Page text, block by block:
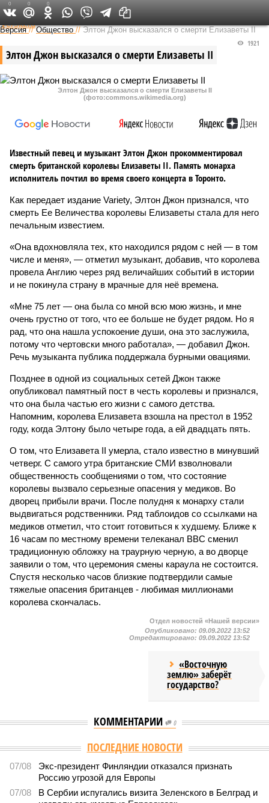
Федеральный выпуск
Версия //Общество //Элтон Джон высказался о смерти Елизаветы II
Элтон Джон высказался о смерти Елизаветы II
1921
Элтон Джон высказался о смерти Елизаветы II
(фото:commons.wikimedia.org)
Известный певец и музыкант Элтон Джон прокомментировал
смерть британской королевы Елизаветы II. Память монарха
исполнитель почтил во время своего концерта в Торонто.
Как передает издание Variety, Элтон Джон признался, что
смерть Ее Величества королевы Елизаветы стала для него
печальным известием.
«Она вдохновляла тех, кто находился рядом с ней — в том
числе и меня», — отметил музыкант, добавив, что королева
провела Англию через ряд величайших событий в истории
и не покинула страну в мрачные для неё времена.
«Мне 75 лет — она была со мной всю мою жизнь, и мне
очень грустно от того, что ее больше не будет рядом. Но я
рад, что она нашла успокоение души, она это заслужила,
потому что чертовски много работала», — добавил Джон.
Речь музыканта публика поддержала бурными овациями.
Позднее в одной из социальных сетей Джон также
опубликовал памятный пост в честь королевы и признался,
что она была частью его жизни с самого детства.
Напомним, королева Елизавета взошла на престол в 1952
году, когда Элтону было четыре года, а ей двадцать пять.
О том, что Елизавета II умерла, стало известно в минувший
четверг. С самого утра британские СМИ взволновали
общественность сообщениями о том, что состояние
королевы вызвало серьезные опасения у медиков. Во
дворец прибыли врачи. После полудня к монарху стали
выдвигаться родственники. Ряд таблоидов со ссылками на
медиков отметил, что стоит готовиться к худшему. Ближе к
16 часам по местному времени телеканал BBC сменил
традиционную обложку на траурную черную, а во дворце
заявили о том, что церемония смены караула не состоится.
Спустя несколько часов близкие подтвердили самые
тяжелые опасения британцев - любимая миллионами
королева скончалась.
0 0 0
Отдел новостей «Нашей версии»
Опубликовано: 09.09.2022 13:52
Отредактировано: 09.09.2022 13:52
«Восточную
землю» заберёт
государство?
КОММЕНТАРИИ 0
Версия //Конфликт // В нескольких станциях от уже сданного
«Сказочного леса» пайщики ЖК «Станция Л» продолжают ждать от
компании Capital Group начала реальной достройки
«Станция ожидания» для дольщиков